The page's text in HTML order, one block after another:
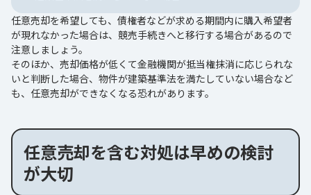
任意売却を希望しても、債権者などが求める期間内に購入希望者
が現れなかった場合は、競売手続きへと移行する場合があるので
注意しましょう。
そのほか、売却価格が低くて金融機関が抵当権抹消に応じられな
いと判断した場合、物件が建築基準法を満たしていない場合など
も、任意売却ができなくなる恐れがあります。
任意売却を含む対処は早めの検討
が大切